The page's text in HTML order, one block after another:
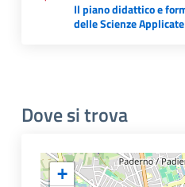
Il piano didattico e
delle Scienze Applicate
Dove si trova
+